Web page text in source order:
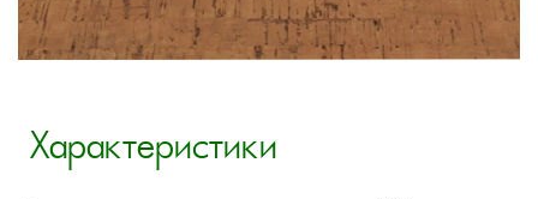
Характеристики